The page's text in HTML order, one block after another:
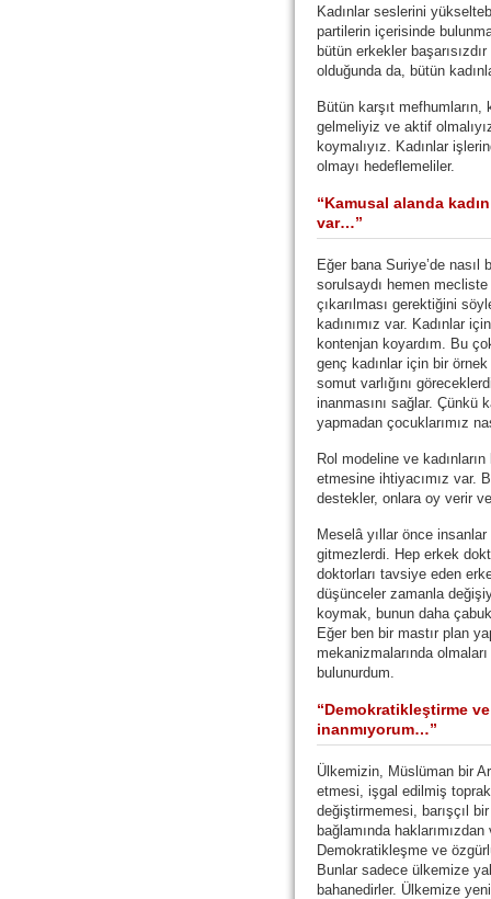
Kadınlar seslerini
partilerin içerisinde
bütün erkekler
olduğunda da, bütün
Bütün karşıt
gelmeliyiz ve aktif
koymalıyız. Kadınlar
olmayı hedeflemeliler.
“Kamusal alanda
var…”
Eğer bana Suriye’de
sorulsaydı hemen mecliste
çıkarılması gerektiğini
kadınımız var. Kadınlar
kontenjan koyardım. Bu
genç kadınlar için bir
somut varlığını
inanmasını sağlar. Çünkü
yapmadan çocuklarımız
Rol modeline ve
etmesine ihtiyacımız var.
destekler, onlara oy verir
Meselâ yıllar önce
gitmezlerdi. Hep erkek
doktorları tavsiye eden
düşünceler zamanla
koymak, bunun daha
Eğer ben bir mastır plan
mekanizmalarında
bulunurdum.
“Demokratikleştirme
inanmıyorum…”
Ülkemizin, Müslüman bir
etmesi, işgal edilmiş
değiştirmemesi, barışçıl
bağlamında
Demokratikleşme ve
Bunlar sadece ülkemize
bahanedirler. Ülkemize